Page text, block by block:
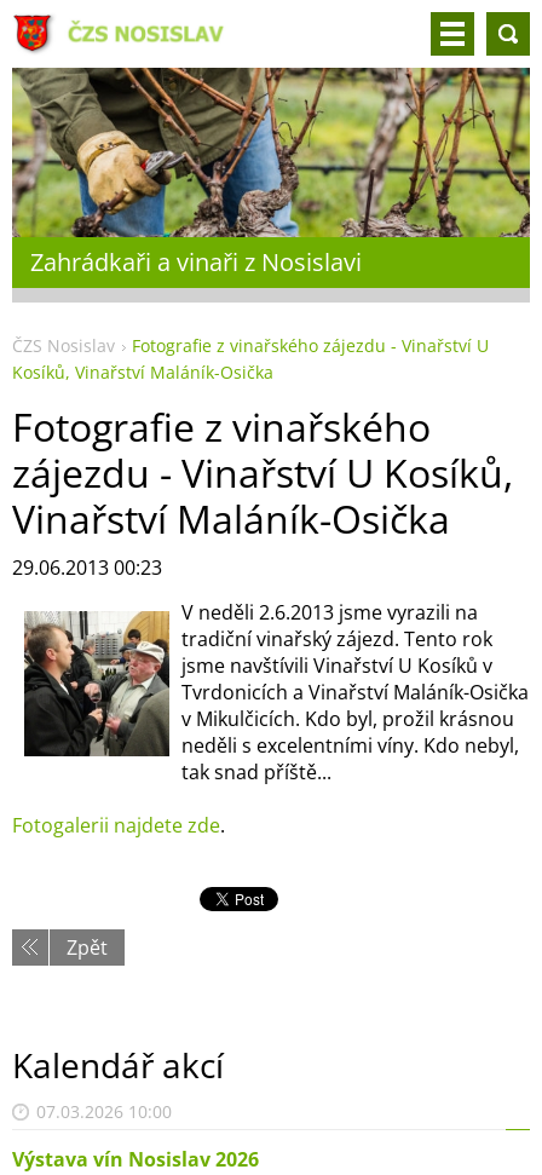
Zahrádkaři a vinaři z Nosislavi
ČZS Nosislav
Fotografie z vinařského zájezdu - Vinařství U
Kosíků, Vinařství Maláník-Osička
Fotografie z vinařského
zájezdu - Vinařství U Kosíků,
Vinařství Maláník-Osička
29.06.2013 00:23
V neděli 2.6.2013 jsme vyrazili na
tradiční vinařský zájezd. Tento rok
jsme navštívili Vinařství U Kosíků v
Tvrdonicích a Vinařství Maláník-Osička
v Mikulčicích. Kdo byl, prožil krásnou
neděli s excelentními víny. Kdo nebyl,
tak snad příště...
Fotogalerii najdete zde.
Zpět
Kalendář akcí
07.03.2026 10:00
Výstava vín Nosislav 2026